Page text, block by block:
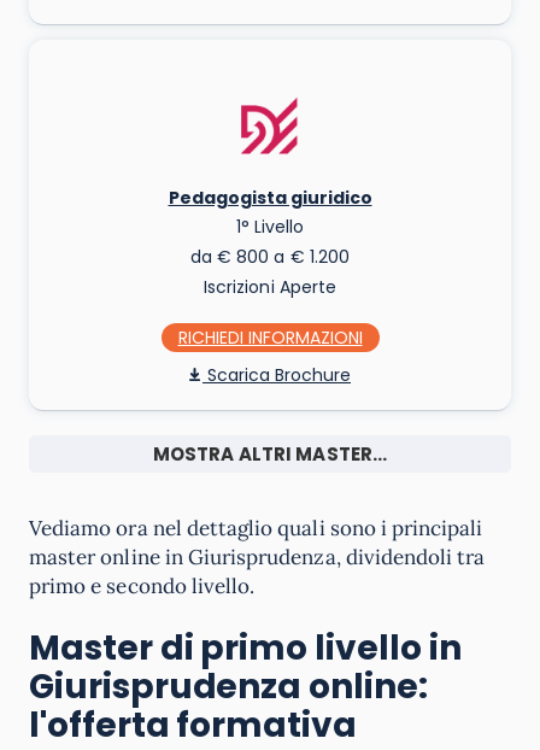
Pedagogista giuridico
1° Livello
da € 800 a € 1.200
Iscrizioni Aperte
RICHIEDI INFO
Scarica Brochure
MOSTRA ALTRI MASTER...
Vediamo ora nel dettaglio quali sono i principali
master online in Giurisprudenza, dividendoli tra
primo e secondo livello.
Master di primo livello in
Giurisprudenza online:
l'offerta formativa